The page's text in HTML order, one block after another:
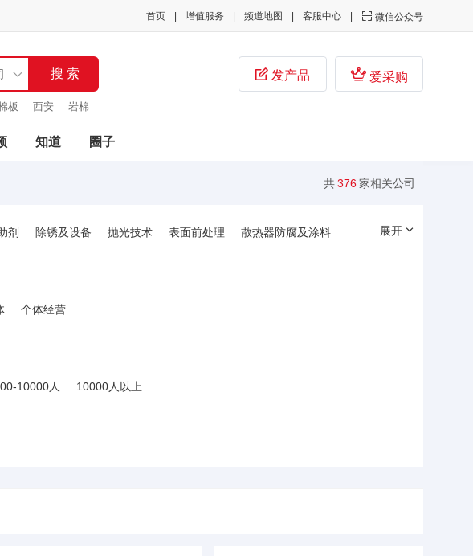
 微信公众号
客服中心
频道地图
增值服务
首页
板 西安
岩棉
 爱采购
 发产品
知道 圈子
共376家相关公司
剂 除锈及设备 抛光技术 表面前处理
散热器防腐及涂料
展开
个体经营
10000人 10000人以上